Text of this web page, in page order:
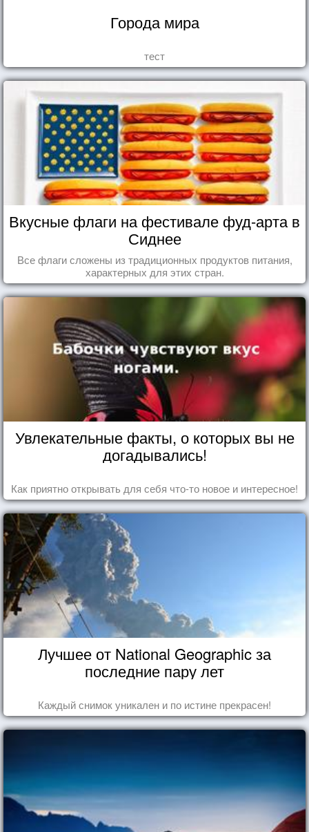
Города мира
тест
Вкусные флаги на фестивале фуд-арта в
Сиднее
Все флаги сложены из традиционных продуктов питания,
характерных для этих стран.
Увлекательные факты, о которых вы не
догадывались!
Как приятно открывать для себя что-то новое и интересное!
Лучшее от National Geographic за
последние пару лет
Каждый снимок уникален и по истине прекрасен!